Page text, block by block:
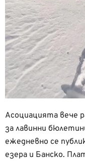
Асоциацията вече
за лавинни
ежедневно се
езера и Банско.